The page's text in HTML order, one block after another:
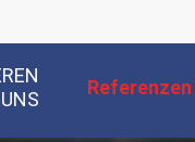
Referenzen